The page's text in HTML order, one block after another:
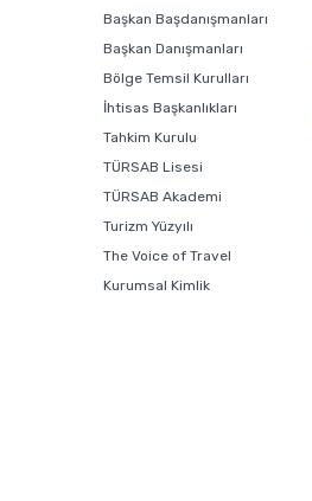
Başkan Başdanışmanları
Başkan Danışmanları
Bölge Temsil Kurulları
İhtisas Başkanlıkları
Tahkim Kurulu
TÜRSAB Lisesi
TÜRSAB Akademi
Turizm Yüzyılı
The Voice of Travel
Kurumsal Kimlik